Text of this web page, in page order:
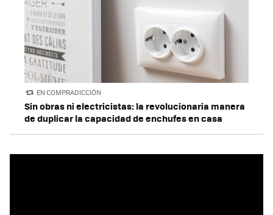
EN COMPRADICCIÓN
Sin obras ni electricistas: la revolucionaria manera
de duplicar la capacidad de enchufes en casa